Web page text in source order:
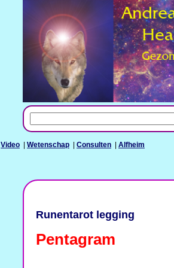
Video | Wetenschap | Consulten | Alfheim
Runentarot legging
Pentagram